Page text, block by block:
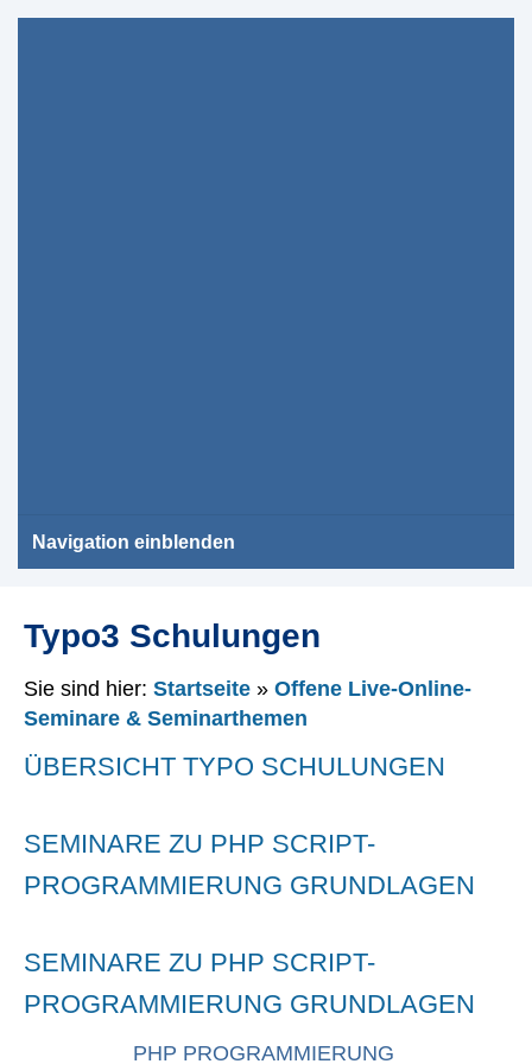
Navigation einblenden
Typo3 Schulungen
Sie sind hier: Startseite » Offene Live-Online-
Seminare & Seminarthemen
ÜBERSICHT TYPO SCHULUNGEN
SEMINARE ZU PHP SCRIPT-
PROGRAMMIERUNG GRUNDLAGEN
SEMINARE ZU PHP SCRIPT-
PROGRAMMIERUNG GRUNDLAGEN
PHP PROGRAMMIERUNG